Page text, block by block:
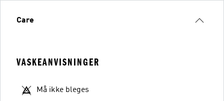
Care
VASKEANVISNINGER
Må ikke bleges